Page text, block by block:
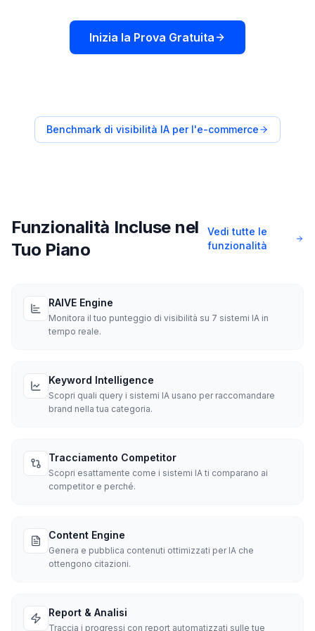
Inizia la Prova Gratuita
Benchmark di visibilità IA per l'e-commerce
Funzionalità Incluse nel
Tuo Piano
Vedi tutte le
funzionalità
RAIVE Engine
Monitora il tuo punteggio di visibilità su 7 sistemi IA in
tempo reale.
Keyword Intelligence
Scopri quali query i sistemi IA usano per raccomandare
brand nella tua categoria.
Tracciamento Competitor
Scopri esattamente come i sistemi IA ti comparano ai
competitor e perché.
Content Engine
Genera e pubblica contenuti ottimizzati per IA che
ottengono citazioni.
Report & Analisi
Traccia i progressi con report automatizzati sulle tue